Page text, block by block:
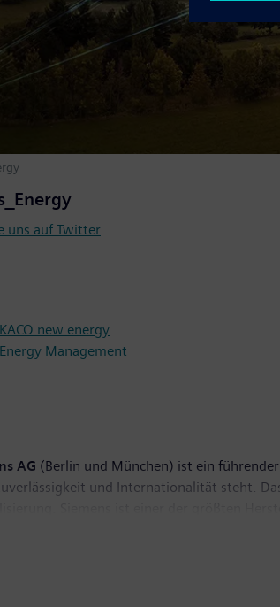
uns auf Twitter
new energy
Management
AG (Berlin und München) ist ein
und Internationalität steht.
Stromerzeugungs- und